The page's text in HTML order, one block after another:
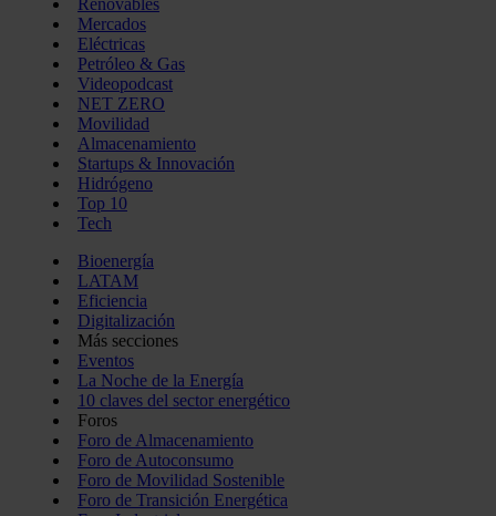
Renovables
Mercados
Eléctricas
Petróleo & Gas
Videopodcast
NET ZERO
Movilidad
Almacenamiento
Startups & Innovación
Hidrógeno
Top 10
Tech
Bioenergía
LATAM
Eficiencia
Digitalización
Más secciones
Eventos
La Noche de la Energía
10 claves del sector energético
Foros
Foro de Almacenamiento
Foro de Autoconsumo
Foro de Movilidad Sostenible
Foro de Transición Energética